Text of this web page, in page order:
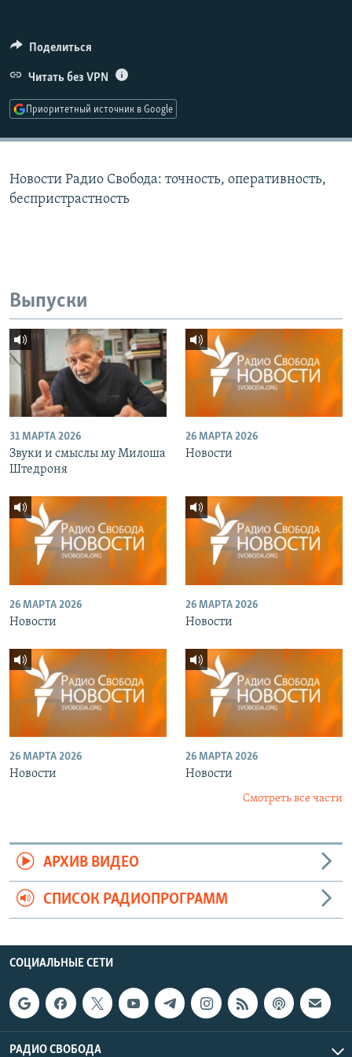
ПОДПИШИТЕСЬ НА РАССЫЛКУ
СОЦИАЛЬНЫЕ СЕТИ
Поделиться
Читать без VPN
Приоритетный источник в Google
Новости Радио Свобода: точность, оперативность,
беспристрастность
Выпуски
31 МАРТА 2026
Звуки и смыслы му Милоша
Штедроня
26 МАРТА 2026
Новости
26 МАРТА 2026
Новости
26 МАРТА 2026
Новости
26 МАРТА 2026
Новости
26 МАРТА 2026
Новости
Смотреть все части
АРХИВ ВИДЕО
СПИСОК РАДИОПРОГРАММ
СОЦИАЛЬНЫЕ СЕТИ
РАДИО СВОБОДА